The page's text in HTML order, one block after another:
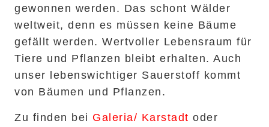
gewonnen werden. Das schont Wälder
weltweit, denn es müssen keine Bäume
gefällt werden. Wertvoller Lebensraum für
Tiere und Pflanzen bleibt erhalten. Auch
unser lebenswichtiger Sauerstoff kommt
von Bäumen und Pflanzen.
Zu finden bei Galeria/ Karstadt oder